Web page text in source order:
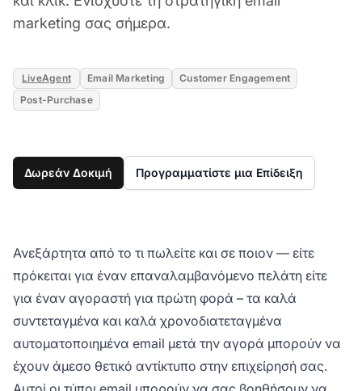
marketing σας σήμερα.
LiveAgent Email Marketing
Customer Engagement
Post-Purchase
Δωρεάν Δοκιμή Προγραμματίστε μια Επίδειξη
Ανεξάρτητα από το τι πωλείτε και σε ποιον — είτε
πρόκειται για έναν επαναλαμβανόμενο πελάτη είτε
για έναν αγοραστή για πρώτη φορά – τα καλά
συντεταγμένα και καλά χρονοδιατεταγμένα
αυτοματοποιημένα email μετά την αγορά μπορούν να
έχουν άμεσο θετικό αντίκτυπο στην επιχείρησή σας.